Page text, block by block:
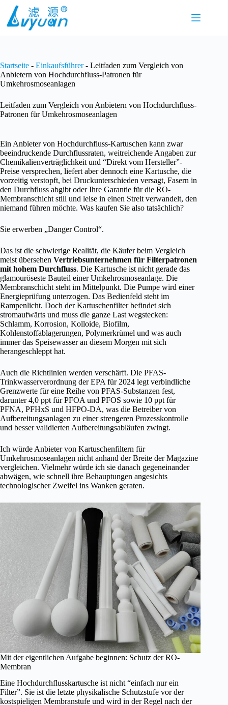
Inhalt
springen
Startseite - Einkaufsführer- Leitfaden zum Vergleich von
Anbietern von Hochdurchfluss-Patronen für
Umkehrosmoseanlagen
Leitfaden zum Vergleich von Anbietern von Hochdurchfluss-
Patronen für Umkehrosmoseanlagen
Ein Anbieter von Hochdurchfluss-Kartuschen kann zwar
beeindruckende Durchflussraten, weitreichende Angaben zur
Chemikalienverträglichkeit und “Direkt vom Hersteller”-
Preise versprechen, liefert aber dennoch eine Kartusche, die
vorzeitig verstopft, bei Druckunterschieden versagt, Fasern in
den Durchfluss abgibt oder Ihre Garantie für die RO-
Membranschicht still und leise in einen Streit verwandelt, den
niemand führen möchte. Was kaufen Sie also tatsächlich?
Sie erwerben „Danger Control“.
Das ist die schwierige Realität, die Käufer beim Vergleich
meist übersehen Vertriebsunternehmen für Filterpatronen
mit hohem Durchfluss. Die Kartusche ist nicht gerade das
glamouröseste Bauteil einer Umkehrosmoseanlage. Die
Membranschicht steht im Mittelpunkt. Die Pumpe wird einer
Energieprüfung unterzogen. Das Bedienfeld steht im
Rampenlicht. Doch der Kartuschenfilter befindet sich
stromaufwärts und muss die ganze Last wegstecken:
Schlamm, Korrosion, Kolloide, Biofilm,
Kohlenstoffablagerungen, Polymerkrümel und was auch
immer das Speisewasser an diesem Morgen mit sich
herangeschleppt hat.
Auch die Richtlinien werden verschärft. Die PFAS-
Trinkwasserverordnung der EPA für 2024 legt verbindliche
Grenzwerte für eine Reihe von PFAS-Substanzen fest,
darunter 4,0 ppt für PFOA und PFOS sowie 10 ppt für
PFNA, PFHxS und HFPO-DA, was die Betreiber von
Aufbereitungsanlagen zu einer strengeren Prozesskontrolle
und besser validierten Aufbereitungsabläufen zwingt.
Ich würde Anbieter von Kartuschenfiltern für
Umkehrosmoseanlagen nicht anhand der Breite der Magazine
vergleichen. Vielmehr würde ich sie danach gegeneinander
abwägen, wie schnell ihre Behauptungen angesichts
technologischer Zweifel ins Wanken geraten.
Mit der eigentlichen Aufgabe beginnen: Schutz der RO-
Membran
Eine Hochdurchflusskartusche ist nicht “einfach nur ein
Filter”. Sie ist die letzte physikalische Schutzstufe vor der
kostspieligen Membranstufe und wird in der Regel nach der